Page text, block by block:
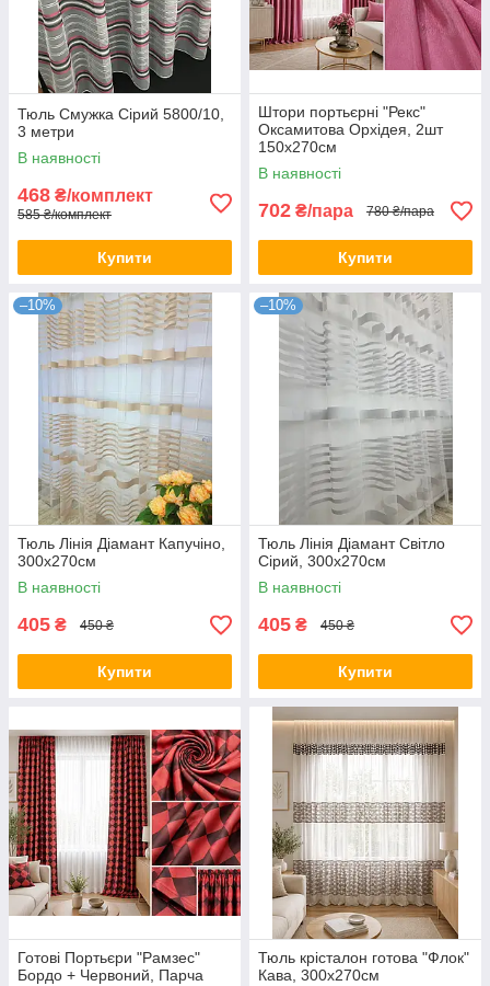
Тюль Смужка Сірий 5800/10,
3 метри
В наявності
468 ₴/комплект
585 ₴/комплект
Купити
Штори портьєрні "Рекс"
Оксамитова Орхідея, 2шт
150х270см
В наявності
702 ₴/пара 780 ₴/пара
Купити
–10%
Тюль Лінія Діамант Капучіно,
300х270см
В наявності
405 ₴ 450 ₴
Купити
–10%
Тюль Лінія Діамант Світло
Сірий, 300х270см
В наявності
405 ₴ 450 ₴
Купити
Готові Портьєри "Рамзес"
Бордо + Червоний, Парча
Тюль крісталон готова "Флок"
Кава, 300х270см